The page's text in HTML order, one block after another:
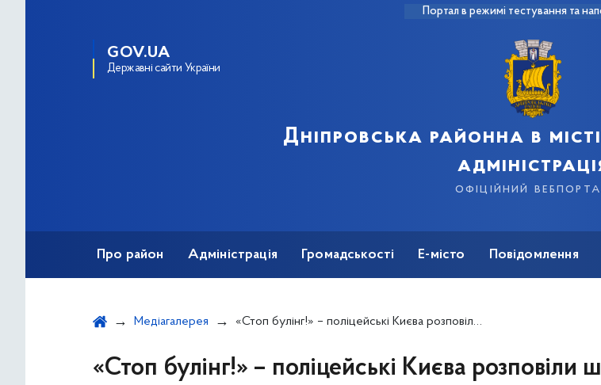
Портал в режимі тестування та
GOV.UA
Державні сайти України
Дніпровська районна в
офіційний
Про район Адміністрація Громадськості Е-місто Повідомлення
Медіагалерея «Стоп булінг!» – поліцейські Києва розповіли школярам, як протистояти проявам агресії
«Стоп булінг!» – поліцейські Києва